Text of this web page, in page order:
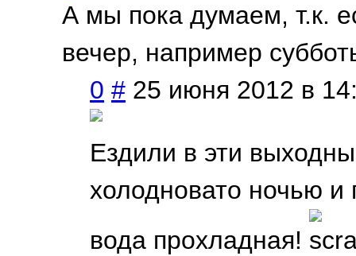
А мы пока думаем, т.к.
вечер, например
0 # 25 июня 2012 в
Ездили в эти
холодновато ночью и
вода прохладная!